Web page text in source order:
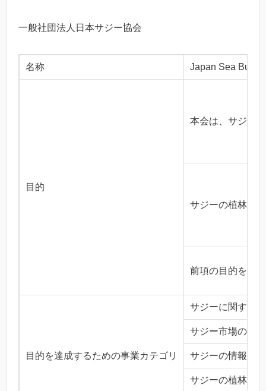
一般社団法人日本サジー協会
名称 Japan Sea
目的
本会は、サジー
サジーの植林活
前項の目的を達
目的を達成するための事業カテゴリ
サジーに関する
サジー市場の管理
サジーの情報・
サジーの植林活動